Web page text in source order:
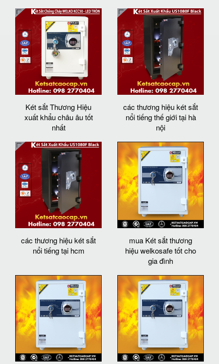
Két sắt Thương Hiệu
xuất khẩu châu âu tốt
nhất
các thương hiệu két sắt
nổi tiếng thế giới tại hà
nội
các thương hiệu két sắt
nổi tiếng tại hcm
mua Két sắt thương
hiệu welkosafe tốt cho
gia đình